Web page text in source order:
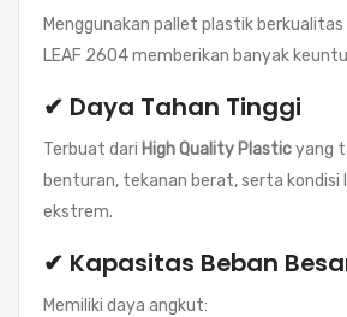
Menggunakan pallet plastik berkualitas
LEAF 2604 memberikan banyak
✔ Daya Tahan Tinggi
Terbuat dari High Quality Plasticyang
benturan, tekanan berat, serta kondisi
ekstrem.
✔ Kapasitas Beban
Memiliki daya angkut: